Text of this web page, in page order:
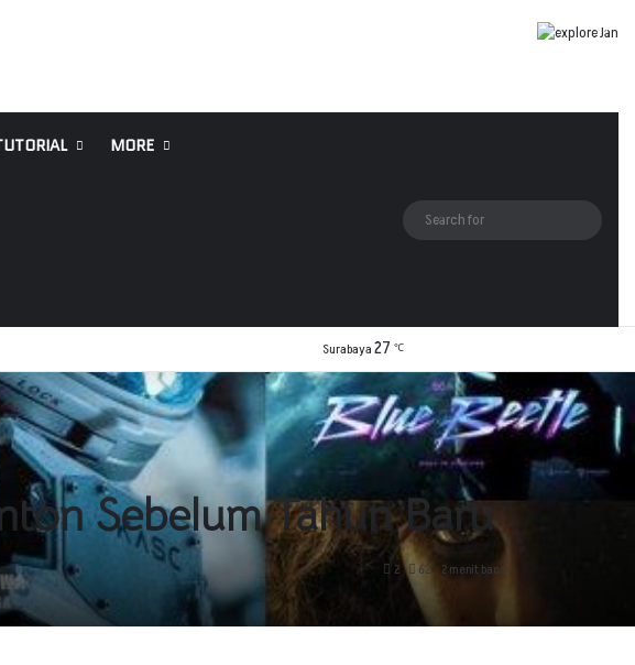
MORE
Switch skin
Surabaya27 ℃
Sebelum Tahun Baru
2 62 2 menit baca